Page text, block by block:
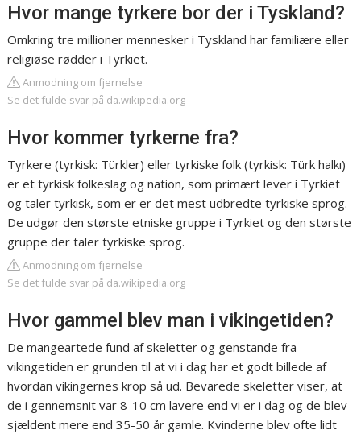
Hvor mange tyrkere bor der i Tyskland?
Omkring tre millioner mennesker i Tyskland har familiære eller
religiøse rødder i Tyrkiet.
Anmodning om fjernelse
Se det fulde svar på da.wikipedia.org
Hvor kommer tyrkerne fra?
Tyrkere (tyrkisk: Türkler) eller tyrkiske folk (tyrkisk: Türk halkı)
er et tyrkisk folkeslag og nation, som primært lever i Tyrkiet
og taler tyrkisk, som er er det mest udbredte tyrkiske sprog.
De udgør den største etniske gruppe i Tyrkiet og den største
gruppe der taler tyrkiske sprog.
Anmodning om fjernelse
Se det fulde svar på da.wikipedia.org
Hvor gammel blev man i vikingetiden?
De mangeartede fund af skeletter og genstande fra
vikingetiden er grunden til at vi i dag har et godt billede af
hvordan vikingernes krop så ud. Bevarede skeletter viser, at
de i gennemsnit var 8-10 cm lavere end vi er i dag og de blev
sjældent mere end 35-50 år gamle. Kvinderne blev ofte lidt